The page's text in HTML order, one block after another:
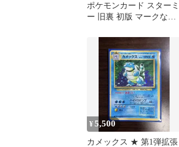
ポケモンカード スターミ
ー 旧裏 初版 マークなし
¥5,500
カメックス ★ 第1弾拡張